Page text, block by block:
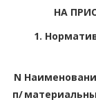
НА
1.
N
п/